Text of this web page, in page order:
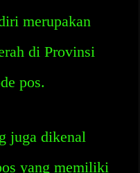
merupakan
di Provinsi
pos.
juga dikenal
yang memiliki